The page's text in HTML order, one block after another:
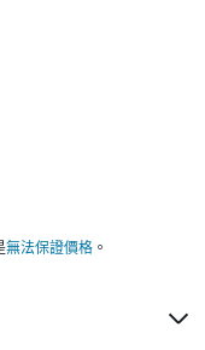
無法保證價格 。